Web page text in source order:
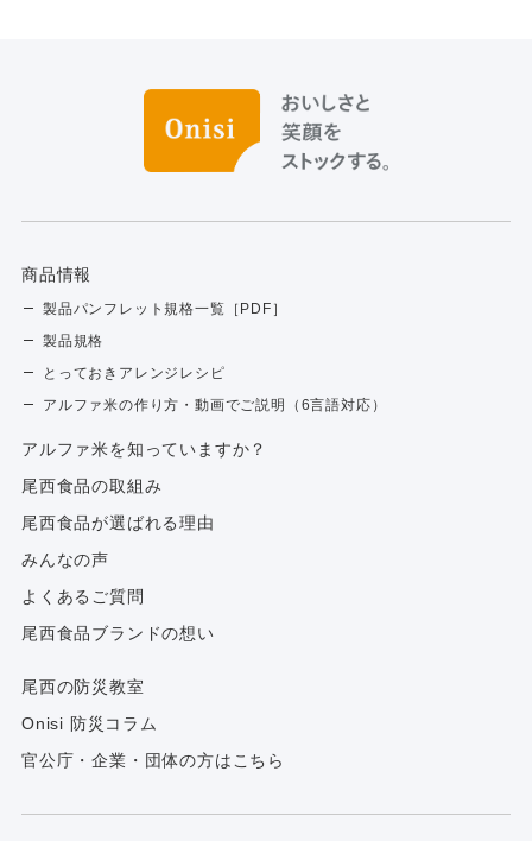
商品情報
製品パンフレット規格一覧［PDF］
製品規格
とっておきアレンジレシピ
アルファ米の作り方・動画でご説明（6言語対応）
アルファ⽶を知っていますか？
尾西食品の取組み
尾西食品が選ばれる理由
みんなの声
よくあるご質問
尾西食品ブランドの想い
尾西の防災教室
Onisi 防災コラム
官公庁・企業・団体の方はこちら